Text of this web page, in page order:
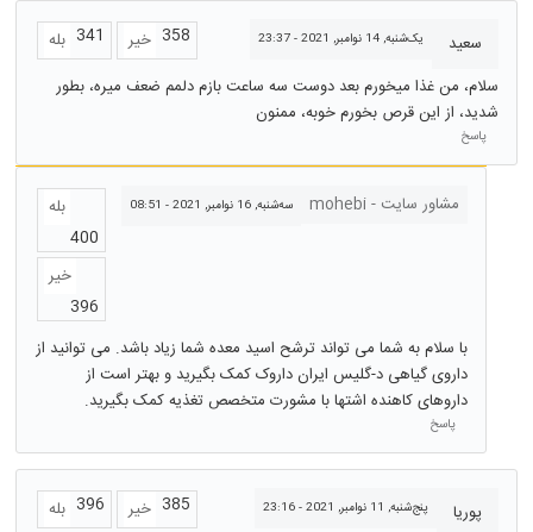
سعید یک‌شنبه, 14 نوامبر, 2021 - 23:37 بله 341 خیر 358
سلام، من غذا میخورم بعد دوست سه ساعت بازم دلمم ضعف میره، بطور
شدید، از این قرص بخورم خوبه، ممنون
پاسخ
مشاور سایت - mohebi سه‌شنبه, 16 نوامبر, 2021 - 08:51
بله
400
خیر
396
با سلام به شما می تواند ترشح اسید معده شما زیاد باشد. می توانید از
داروی گیاهی د-گلیس ایران داروک کمک بگیرید و بهتر است از
داروهای کاهنده اشتها با مشورت متخصص تغذیه کمک بگیرید.
پاسخ
پوریا پنج‌شنبه, 11 نوامبر, 2021 - 23:16 بله 396 خیر 385